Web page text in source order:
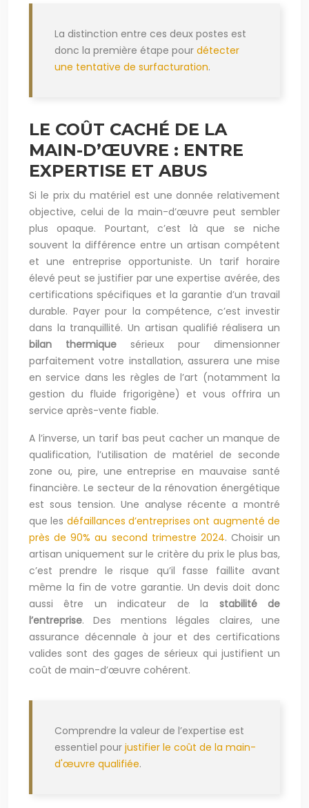
La distinction entre ces deux postes est
donc la première étape pour détecter
une tentative de surfacturation.
LE COÛT CACHÉ DE LA
MAIN-D’ŒUVRE : ENTRE
EXPERTISE ET ABUS
Si le prix du matériel est une donnée relativement
objective, celui de la main-d’œuvre peut sembler
plus opaque. Pourtant, c’est là que se niche
souvent la différence entre un artisan compétent
et une entreprise opportuniste. Un tarif horaire
élevé peut se justifier par une expertise avérée, des
certifications spécifiques et la garantie d’un travail
durable. Payer pour la compétence, c’est investir
dans la tranquillité. Un artisan qualifié réalisera un
bilan thermique sérieux pour dimensionner
parfaitement votre installation, assurera une mise
en service dans les règles de l’art (notamment la
gestion du fluide frigorigène) et vous offrira un
service après-vente fiable.
A l’inverse, un tarif bas peut cacher un manque de
qualification, l’utilisation de matériel de seconde
zone ou, pire, une entreprise en mauvaise santé
financière. Le secteur de la rénovation énergétique
est sous tension. Une analyse récente a montré
que les défaillances d’entreprises ont augmenté de
près de 90% au second trimestre 2024. Choisir un
artisan uniquement sur le critère du prix le plus bas,
c’est prendre le risque qu’il fasse faillite avant
même la fin de votre garantie. Un devis doit donc
aussi être un indicateur de la stabilité de
l’entreprise. Des mentions légales claires, une
assurance décennale à jour et des certifications
valides sont des gages de sérieux qui justifient un
coût de main-d’œuvre cohérent.
Comprendre la valeur de l’expertise est
essentiel pour justifier le coût de la main-
d'œuvre qualifiée.